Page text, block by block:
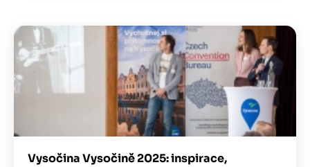
Obrázek
Vysočina Vysočině 2025: inspirace,